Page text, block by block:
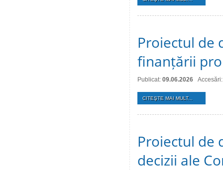
Proiectul de
finanțării
Publicat: 09.06.2026
CITEŞTE MAI MULT...
Proiectul de
decizii ale